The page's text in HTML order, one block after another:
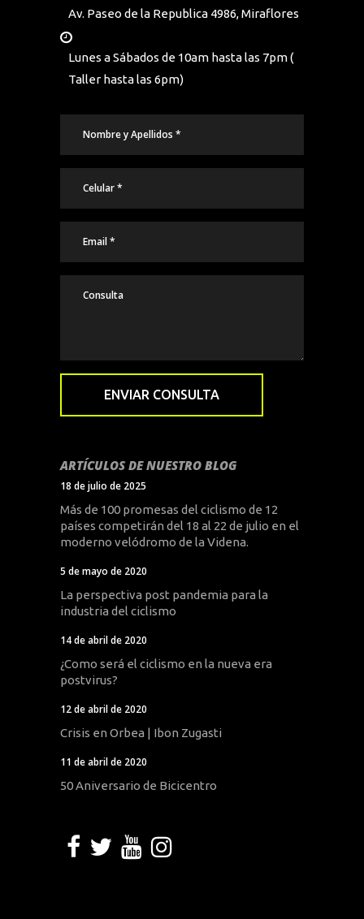
Av. Paseo de la Republica 4986, Miraflores
Lunes a Sábados de 10am hasta las 7pm (
Taller hasta las 6pm)
ARTÍCULOS DE NUESTRO BLOG
18 de julio de 2025
Más de 100 promesas del ciclismo de 12
países competirán del 18 al 22 de julio en el
moderno velódromo de la Videna.
5 de mayo de 2020
La perspectiva post pandemia para la
industria del ciclismo
14 de abril de 2020
¿Como será el ciclismo en la nueva era
postvirus?
12 de abril de 2020
Crisis en Orbea | Ibon Zugasti
11 de abril de 2020
50 Aniversario de Bicicentro